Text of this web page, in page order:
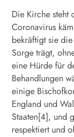
Die Kirche steht
Coronavirus
bekräftigt sie
Sorge trägt,
eine Hürde für
Behandlungen
einige
England und
Staaten[4], und
respektiert und